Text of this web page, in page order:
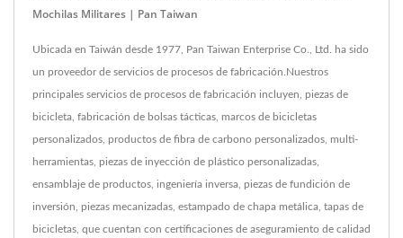
Mochilas Militares | Pan Taiwan
Ubicada en Taiwán desde 1977, Pan Taiwan Enterprise Co., Ltd. ha sido
un proveedor de servicios de procesos de fabricación.Nuestros
principales servicios de procesos de fabricación incluyen, piezas de
bicicleta, fabricación de bolsas tácticas, marcos de bicicletas
personalizados, productos de fibra de carbono personalizados, multi-
herramientas, piezas de inyección de plástico personalizadas,
ensamblaje de productos, ingeniería inversa, piezas de fundición de
inversión, piezas mecanizadas, estampado de chapa metálica, tapas de
bicicletas, que cuentan con certificaciones de aseguramiento de calidad